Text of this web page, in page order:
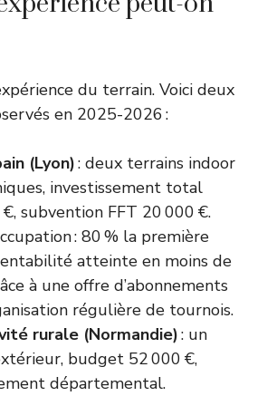
du terrain. Voici deux
en 2025-2026 :
(Lyon): deux terrains indoor
investissement total
subvention FFT 20 000 €.
: 80 % la première
atteinte en moins de
à une offre d’abonnements
régulière de tournois.
rurale (Normandie): un
budget 52 000 €,
départemental.